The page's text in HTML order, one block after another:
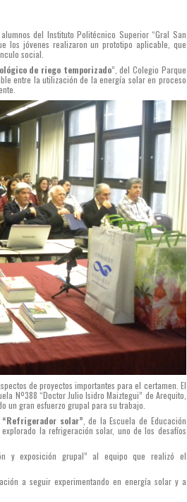
del Instituto Politécnico Superior “Gral San
los jóvenes realizaron un prototipo aplicable, que
social.
de riego temporizado”, del Colegio Parque
entre la utilización de la energía solar en proceso
de proyectos importantes para el certamen. El
Nº388 “Doctor Julio Isidro Maiztegui” de Arequito,
un gran esfuerzo grupal para su trabajo.
“Refrigerador solar”, de la Escuela de Educación
la refrigeración solar, uno de los desafíos
y exposición grupal” al equipo que realizó el
a seguir experimentando en energía solar y a